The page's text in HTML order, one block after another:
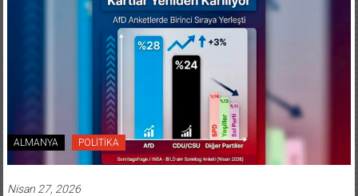
ALMANYA POLİTİKA
Nisan 27, 2026